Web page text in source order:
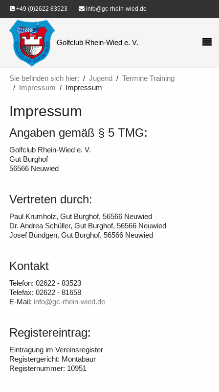
+49 (0)2622 83523 info@gc-rhein-wied.de
Golfclub Rhein-Wied e. V.
Sie befinden sich hier: Jugend
Termine Training
Impressum
Impressum
Impressum
Angaben gemäß § 5 TMG:
Golfclub Rhein-Wied e. V.
Gut Burghof
56566 Neuwied
Vertreten durch:
Paul Krumholz, Gut Burghof, 56566 Neuwied
Dr. Andrea Schüller, Gut Burghof, 56566 Neuwied
Josef Bündgen, Gut Burghof, 56566 Neuwied
Kontakt
Telefon: 02622 - 83523
Telefax: 02622 - 81658
E-Mail: info@gc-rhein-wied.de
Registereintrag:
Eintragung im Vereinsregister
Registergericht: Montabaur
Registernummer: 10951